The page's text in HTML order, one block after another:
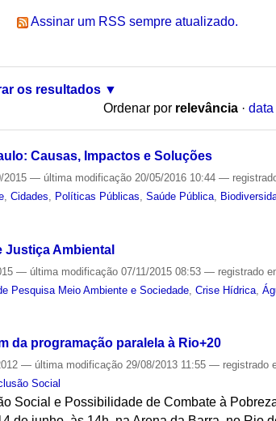
Assinar um RSS sempre atualizado.
os resultados
Ordenar por relevância · data
Causas, Impactos e Soluções
2015— última modificação 20/05/2016 10:44—
,Cidades Políticas Públicas ,Saúde Pública
Justiça Ambiental
— última modificação 07/11/2015 08:53— registrado
Pesquisa Meio Ambiente e Sociedade ,Crise Hídrica ,
da programação paralela à Rio+20
— última modificação 29/08/2013 11:55— registrado
Social
Social e Possibilidade de Combate à